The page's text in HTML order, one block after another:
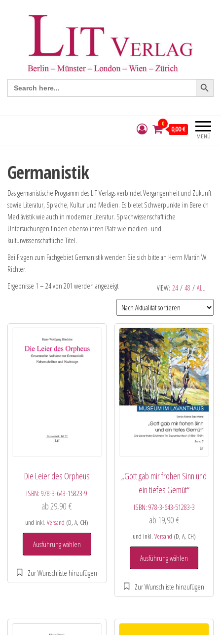
Search
for:
Search Button
MENÜ
0
0,00 €
Germanistik
Das germanistische Programm des LIT Verlags verbindet Vergangenheit und Zukunft
sowie Literatur, Sprache, Kultur und Medien. Es bietet Schwerpunkte im Bereich
Mediävistik wie auch in moderner Literatur. Sprachwissenschaftliche
Untersuchungen finden ebenso ihren Platz wie medien- und
kulturwissenschaftliche Titel.
Bei Fragen zum Fachgebiet Germanistik wenden Sie sich bitte an Herrn Martin W.
Richter.
VIEW: 24 / 48 / ALL
Ergebnisse 1 – 24 von 201 werden angezeigt
Die Leier des Orpheus
ISBN:978-3-643-15823-9
ab29,90€
und inkl.Versand (D, A, CH)
Ausführung wählen
„Gott gab mir frohen Sinn und
ein tiefes Gemüt“
ISBN: 978-3-643-51283-3
ab 19,90 €
und inkl. Versand (D, A, CH)
Ausführung wählen